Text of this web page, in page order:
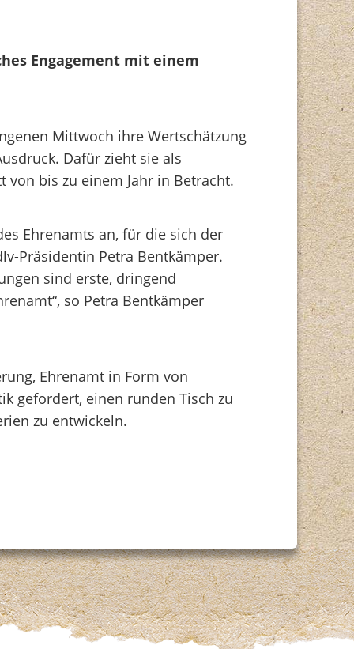
Engagement mit einem
Mittwoch ihre Wertschätzung
Dafür zieht sie als
bis zu einem Jahr in Betracht.
Ehrenamts an, für die sich der
Präsidentin Petra Bentkämper.
sind erste, dringend
so Petra Bentkämper
Ehrenamt in Form von
gefordert, einen runden Tisch zu
zu entwickeln.